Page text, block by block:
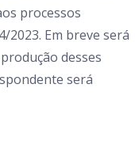
processos
2023. Em breve será
desses
será